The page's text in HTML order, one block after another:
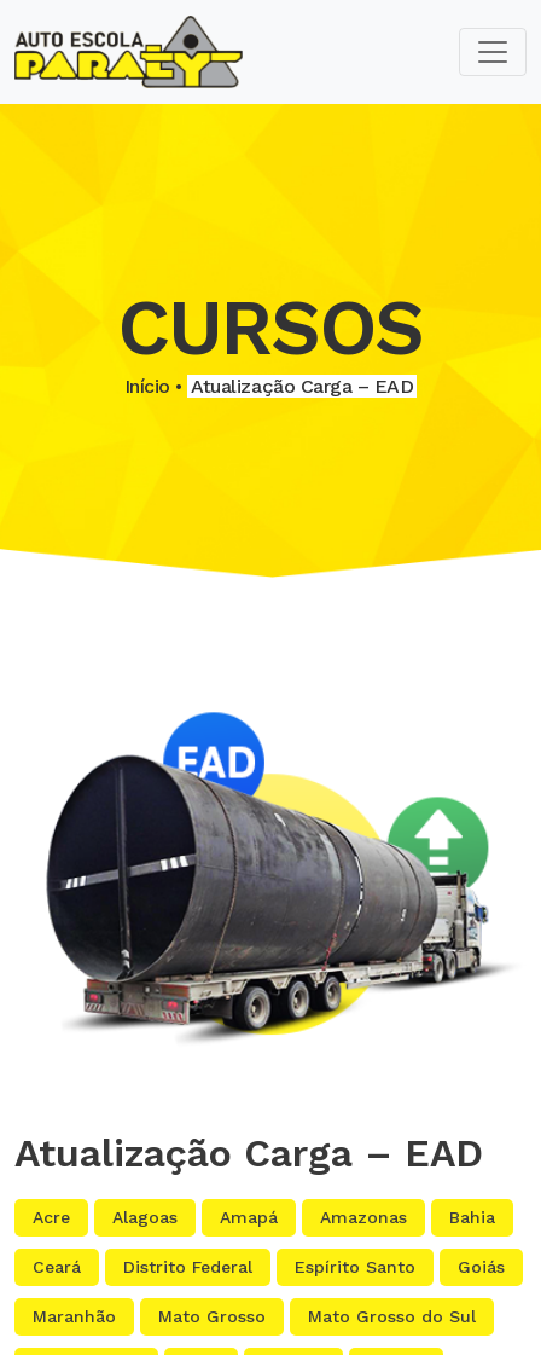
CURSOS
Início • Atualização Carga – EAD
Atualização Carga – EAD
Acre Alagoas Amapá Amazonas Bahia
Ceará Distrito Federal Espírito Santo Goiás
Maranhão Mato Grosso Mato Grosso do Sul